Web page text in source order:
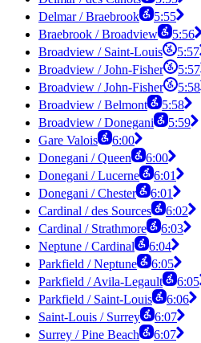
Delmar / Braebrook
5:55
Braebrook / Broadview
5:56
Broadview / Saint-Louis
5:57
Broadview / John-Fisher
5:57
Broadview / John-Fisher
5:58
Broadview / Belmont
5:58
Broadview / Donegani
5:59
Gare Valois
6:00
Donegani / Queen
6:00
Donegani / Lucerne
6:01
Donegani / Chester
6:01
Cardinal / des Sources
6:02
Cardinal / Strathmore
6:03
Neptune / Cardinal
6:04
Parkfield / Neptune
6:05
Parkfield / Avila-Legault
6:05
Parkfield / Saint-Louis
6:06
Saint-Louis / Surrey
6:07
Surrey / Pine Beach
6:07